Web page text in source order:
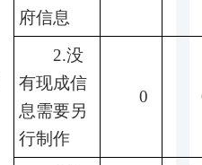
府信息
2.没
有现成信
息需要另
行制作
0